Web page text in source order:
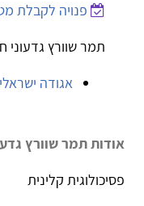
פנויה לקבלת
תמר שוורץ גדעוני
אגודה
אודות תמר שוורץ
פסיכולוגית קלינית